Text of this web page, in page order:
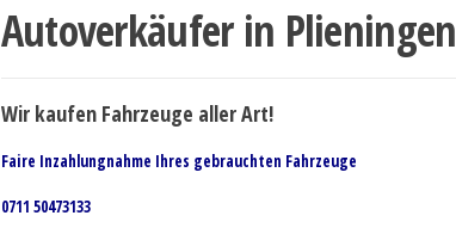
Autoverkäufer in Plieningen
Wir kaufen Fahrzeuge aller Art!
Faire Inzahlungnahme Ihres gebrauchten Fahrzeuge
0711 50473133